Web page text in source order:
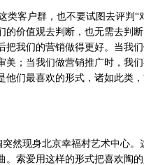
客户群，也不要试图去评判“
的价值观去判断，也无需去判
把我们的营销做得更好。当我
美；当我们做营销推广时，我
他们最喜欢的形式，诸如此类
然现身北京幸福村艺术中心
。索爱用这样的形式把喜欢陶